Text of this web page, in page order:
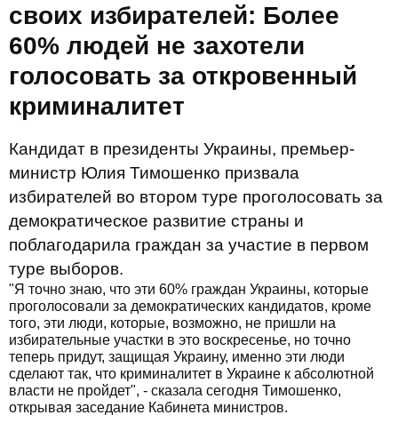
своих избирателей: Более
60% людей не захотели
голосовать за откровенный
криминалитет
Кандидат в президенты Украины, премьер-
министр Юлия Тимошенко призвала
избирателей во втором туре проголосовать за
демократическое развитие страны и
поблагодарила граждан за участие в первом
туре выборов.
"Я точно знаю, что эти 60% граждан Украины, которые
проголосовали за демократических кандидатов, кроме
того, эти люди, которые, возможно, не пришли на
избирательные участки в это воскресенье, но точно
теперь придут, защищая Украину, именно эти люди
сделают так, что криминалитет в Украине к абсолютной
власти не пройдет", - сказала сегодня Тимошенко,
открывая заседание Кабинета министров.